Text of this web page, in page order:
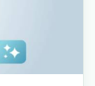
さんの症状に
、医療専門
「線引き」
スタッフに